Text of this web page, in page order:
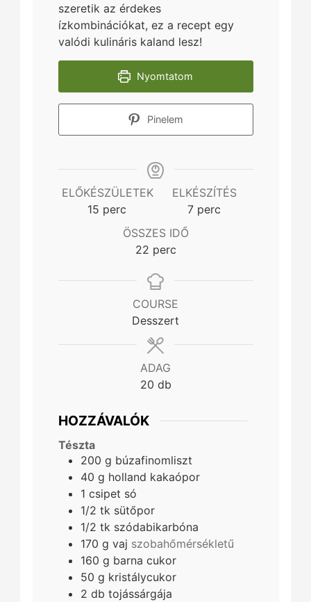
szeretik az érdekes
ízkombinációkat, ez a recept egy
valódi kulináris kaland lesz!
Nyomtatom
Pinelem
ELŐKÉSZÜLETEK
15minutes
perc
ELKÉSZÍTÉS
7minutes
perc
ÖSSZES IDŐ
22minutes
perc
COURSE
Desszert
ADAG
20 db
HOZZÁVALÓK
Tészta
200 g búzafinomliszt
40 g holland kakaópor
1 csipet só
1/2 tk sütőpor
1/2 tk szódabikarbóna
170 g vaj szobahőmérsékletű
160 g barna cukor
50 g kristálycukor
2 db tojássárgája